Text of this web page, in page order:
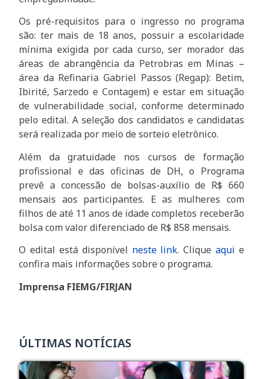
Os pré-requisitos para o ingresso no programa
são: ter mais de 18 anos, possuir a escolaridade
mínima exigida por cada curso, ser morador das
áreas de abrangência da Petrobras em Minas –
área da Refinaria Gabriel Passos (Regap): Betim,
Ibirité, Sarzedo e Contagem) e estar em situação
de vulnerabilidade social, conforme determinado
pelo edital. A seleção dos candidatos e candidatas
será realizada por meio de sorteio eletrônico.
Além da gratuidade nos cursos de formação
profissional e das oficinas de DH, o Programa
prevê a concessão de bolsas-auxílio de R$ 660
mensais aos participantes. E as mulheres com
filhos de até 11 anos de idade completos receberão
bolsa com valor diferenciado de R$ 858 mensais.
O edital está disponível neste link. Clique aqui e
confira mais informações sobre o programa.
Imprensa FIEMG/FIRJAN
ÚLTIMAS NOTÍCIAS